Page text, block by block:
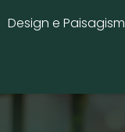
Design e